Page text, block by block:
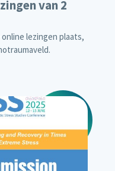
van 2
lezingen plaats,